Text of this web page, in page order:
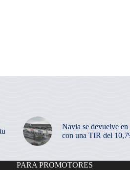
Navia se devuelve en
con una TIR del
PARA PROMOTORES